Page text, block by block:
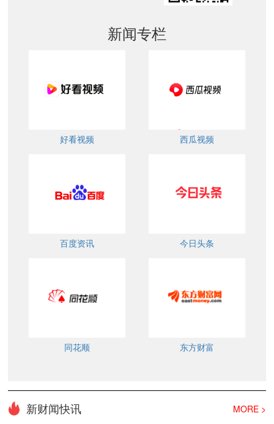
新闻专栏
好看视频 西瓜视频
百度资讯 今日头条
同花顺 东方财富
新财闻快讯 MORE >